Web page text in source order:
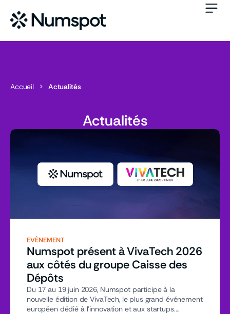
Accueil > Actualités
Actualités
EVÈNEMENT
Numspot présent à VivaTech 2026
aux côtés du groupe Caisse des
Dépôts
Du 17 au 19 juin 2026, Numspot participe à la
nouvelle édition de VivaTech, le plus grand événement
européen dédié à l’innovation et aux startups....